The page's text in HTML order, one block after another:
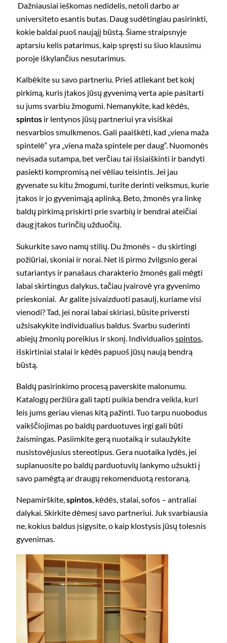
Dažniausiai ieškomas nedidelis, netoli darbo ar
universiteto esantis butas. Daug sudėtingiau pasirinkti,
kokie baldai puoš naująjį būstą. Šiame straipsnyje
aptarsiu kelis patarimus, kaip spręsti su šiuo klausimu
poroje iškylančius nesutarimus.
Kalbėkite su savo partneriu. Prieš atliekant bet kokį
pirkimą, kuris įtakos jūsų gyvenimą verta apie pasitarti
su jums svarbiu žmogumi. Nemanykite, kad kėdės,
spintos ir lentynos jūsų partneriui yra visiškai
nesvarbios smulkmenos. Gali paaiškėti, kad „viena maža
spintelė“ yra „viena maža spintele per daug“. Nuomonės
nevisada sutampa, bet verčiau tai išsiaiškinti ir bandyti
pasiekti kompromisą nei vėliau teisintis. Jei jau
gyvenate su kitu žmogumi, turite derinti veiksmus, kurie
įtakos ir jo gyvenimąją aplinką. Beto, žmonės yra linkę
baldų pirkimą priskirti prie svarbių ir bendrai ateičiai
daug įtakos turinčių užduočių.
Sukurkite savo namų stilių. Du žmonės – du skirtingi
požiūriai, skoniai ir norai. Net iš pirmo žvilgsnio gerai
sutariantys ir panašaus charakterio žmonės gali mėgti
labai skirtingus dalykus, tačiau įvairovė yra gyvenimo
prieskoniai. Ar galite įsivaizduoti pasaulį, kuriame visi
vienodi? Tad, jei norai labai skiriasi, būsite priversti
užsisakykite individualius baldus. Svarbu suderinti
abiejų žmonių poreikius ir skonį. Individualiosspintos
išskirtiniai stalai ir kėdės papuoš jūsų naują bendrą
būstą.
Baldų pasirinkimo procesą paverskite malonumu.
Katalogų peržiūra gali tapti puikia bendra veikla, kuri
leis jums geriau vienas kitą pažinti. Tuo tarpu nuobodus
vaikščiojimas po baldų parduotuves irgi gali būti
žaismingas. Pasiimkite gerą nuotaiką ir sulaužykite
nusistovėjusius stereotipus. Gera nuotaika lydės, jei
suplanuosite po baldų parduotuvių lankymo užsukti į
savo pamėgtą ar draugų rekomenduotą restoraną.
Nepamirškite,spintos, kėdės, stalai, sofos – antraliai
dalykai. Skirkite dėmesį savo partneriui. Juk svarbiausia
ne, kokius baldus įsigysite, o kaip klostysis jūsų tolesnis
gyvenimas.